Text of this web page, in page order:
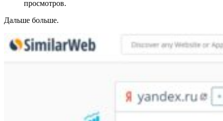
просмотров.
Дальше больше.